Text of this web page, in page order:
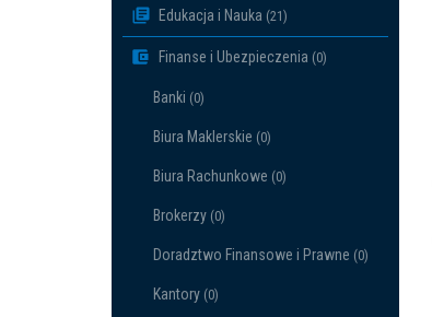
Edukacja i Nauka (21)
Finanse i Ubezpieczenia (0)
Banki (0)
Biura Maklerskie (0)
Biura Rachunkowe (0)
Brokerzy (0)
Doradztwo Finansowe i Prawne (0)
Kantory (0)